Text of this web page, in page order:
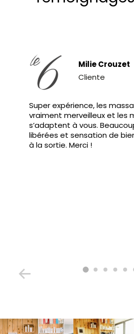
Milie Crouzet
Cliente
Super expérience, les
vraiment merveilleux et les
s’adaptent à vous.
libérées et sensation de
à la sortie. Merci !